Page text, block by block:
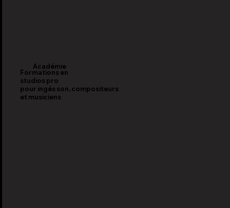
Académie
Formations en
studios pro
pour ingés son, compositeurs
et musiciens